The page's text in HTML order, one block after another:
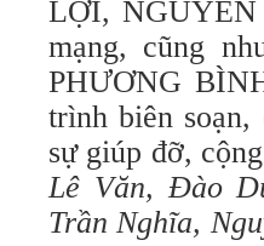
LỢI,
mạng, cũng
PHƯƠNG
trình biên
sự giúp đỡ,
Lê Văn, Đào
Trần Nghĩa,